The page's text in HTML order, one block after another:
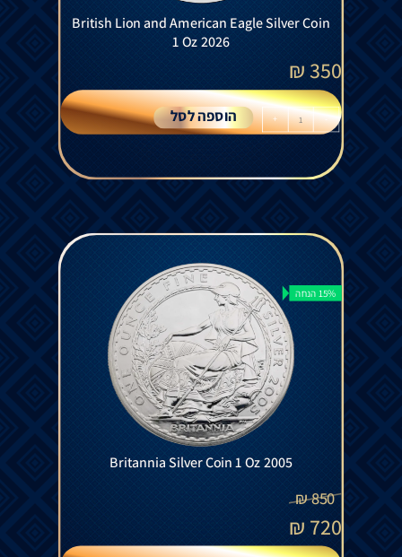
British Lion and American Eagle Silver Coin
1 Oz 2026
350
₪
-
+ הוספה לסל
15% הנחה
Britannia Silver Coin 1 Oz 2005
850
₪
720
₪